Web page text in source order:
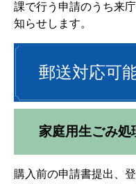
課で行う申請のうち来
知らせします。
郵送対応可
家庭用生ごみ処
購入前の申請書提出、